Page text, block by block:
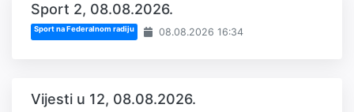
Sport 2, 08.08.2026.
Sport na Federalnom radiju 08.08.2026 16:34
Vijesti u 12, 08.08.2026.